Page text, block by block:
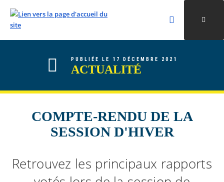
ALLER AU CONTENU
ALLER AU MENU
ALLER À LA RECHERCHE
Rechercher
Valider la
PUBLIÉE LE 17 DÉCEMBRE 2021
ACTUALITÉ
COMPTE-RENDU DE LA
SESSION D'HIVER
Retrouvez les principaux rapports